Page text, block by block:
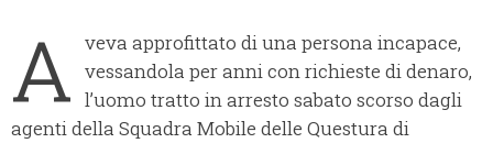
A veva approfittato di una persona incapace,
vessandola per anni con richieste di denaro,
l’uomo tratto in arresto sabato scorso dagli
agenti della Squadra Mobile delle Questura di